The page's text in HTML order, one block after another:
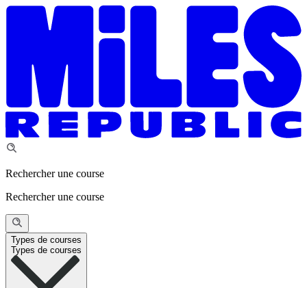
Rechercher une course
Rechercher une course
Types de courses
Types de courses